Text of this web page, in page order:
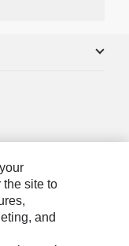
the site to
and